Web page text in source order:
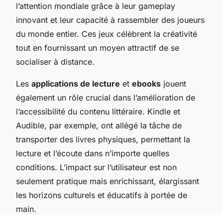
l’attention mondiale grâce à leur gameplay
innovant et leur capacité à rassembler des joueurs
du monde entier. Ces jeux célèbrent la créativité
tout en fournissant un moyen attractif de se
socialiser à distance.
Les applications de lecture et ebooks jouent
également un rôle crucial dans l’amélioration de
l’accessibilité du contenu littéraire. Kindle et
Audible, par exemple, ont allégé la tâche de
transporter des livres physiques, permettant la
lecture et l’écoute dans n’importe quelles
conditions. L’impact sur l’utilisateur est non
seulement pratique mais enrichissant, élargissant
les horizons culturels et éducatifs à portée de
main.